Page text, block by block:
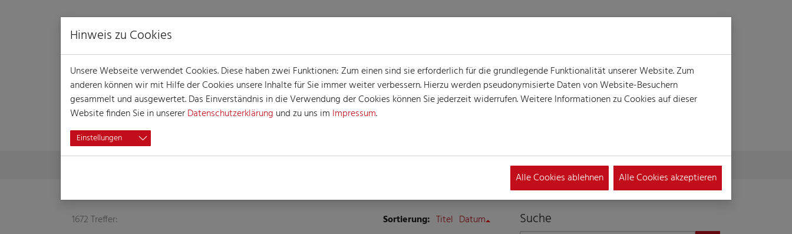
SUCHERGEBNISSE
Skip to main contentYou are here:
1672 Treffer: Sortierung: Titel Datum Suche
Hinweis zu Cookies
Unsere Webseite verwendet Cookies. Diese haben zwei Funktionen: Zum einen sind sie erforderlich für die grundlegende Funktionalität unserer Website. Zum
anderen können wir mit Hilfe der Cookies unsere Inhalte für Sie immer weiter verbessern. Hierzu werden pseudonymisierte Daten von Website-Besuchern
gesammelt und ausgewertet. Das Einverständnis in die Verwendung der Cookies können Sie jederzeit widerrufen. Weitere Informationen zu Cookies auf dieser
Website finden Sie in unsererDatenschutzerklärung und zu uns im Impressum.
Einstellungen
Alle Cookies ablehnen Alle Cookies akzeptieren